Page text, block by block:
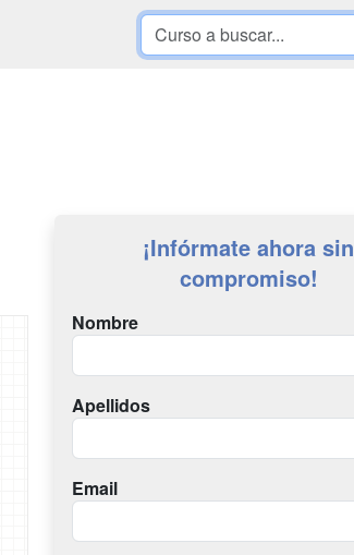
¡Infórmate ahora sin
compromiso!
Nombre
Apellidos
Email